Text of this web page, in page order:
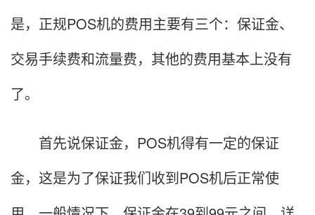
是，正规POS机的费用主要有三个：保证金、
交易手续费和流量费，其他的费用基本上没有
了。
首先说保证金，POS机得有一定的保证
金，这是为了保证我们收到POS机后正常使